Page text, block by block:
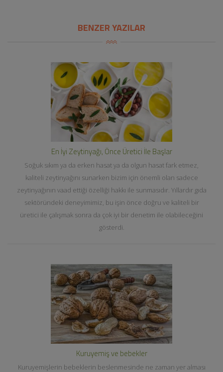
BENZER YAZILAR
En İyi Zeytinyağı, Önce Üretici İle Başlar
Soğuk sıkım ya da erken hasat ya da olgun hasat fark etmez,
kaliteli zeytinyağını sunarken bizim için önemli olan sadece
zeytinyağının vaad ettiği özelliği hakkı ile sunmasıdır. Yıllardır gıda
sektöründeki deneyimimiz, bu işin önce doğru ve kaliteli bir
üretici ile çalışmak sonra da çok iyi bir denetim ile olabileceğini
gösterdi.
Kuruyemiş ve bebekler
Kuruyemişlerin bebeklerin beslenmesinde ne zaman yer alması